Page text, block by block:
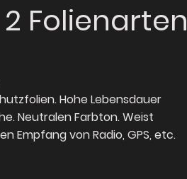
Folienarten
Hohe Lebensdauer
Neutralen Farbton. Weist
Empfang von Radio, GPS, etc.